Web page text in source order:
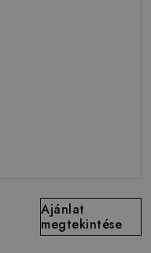
Ajánlat
megtekintése